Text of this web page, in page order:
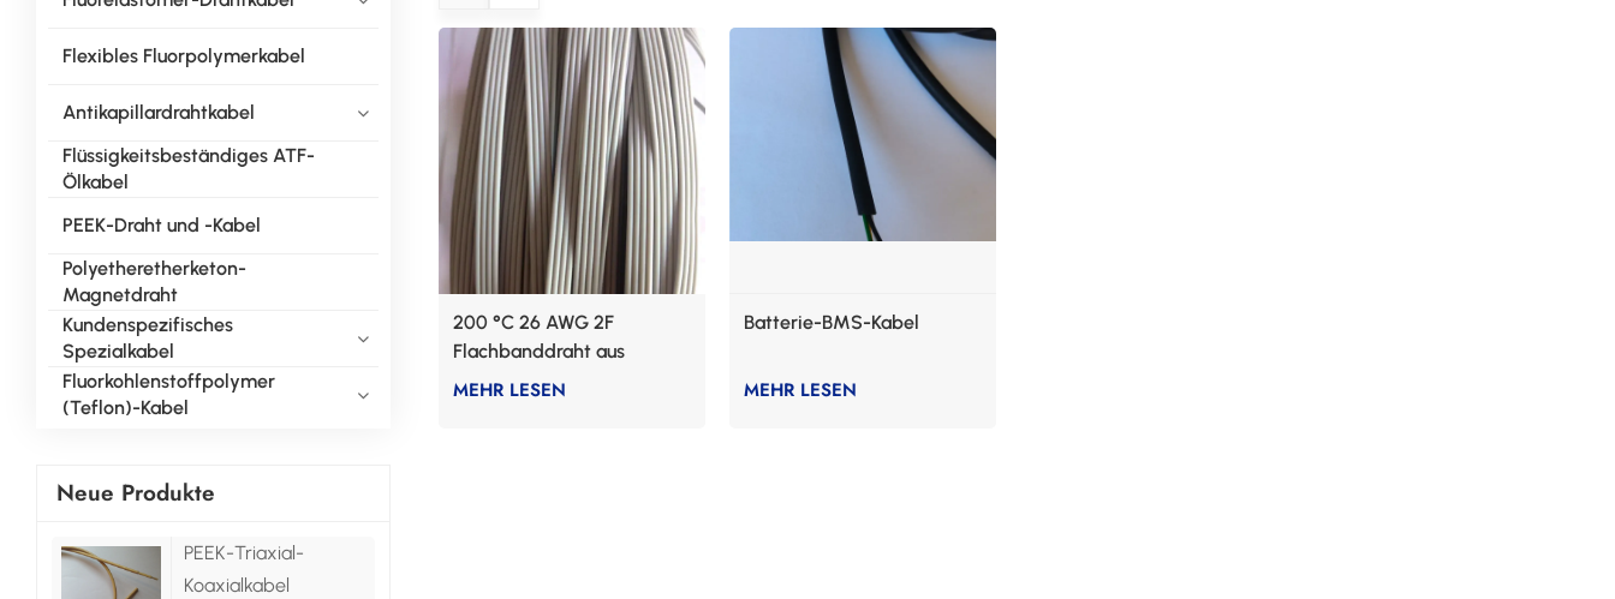
Flexibles Fluorpolymerkabel
Antikapillardrahtkabel
Flüssigkeitsbeständiges ATF-
Ölkabel
PEEK-Draht und -Kabel
Polyetheretherketon-
Magnetdraht
Kundenspezifisches
Spezialkabel
Fluorkohlenstoffpolymer
(Teflon)-Kabel
Neue Produkte
PEEK-Triaxial-
Koaxialkabel
200 °C 26 AWG 2F
Flachbanddraht aus
Fluorelastomer
MEHR LESEN
Batterie-BMS-Kabel
MEHR LESEN